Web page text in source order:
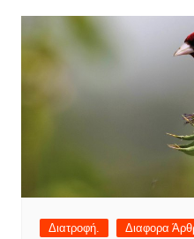
Διατροφή. Διαφορα